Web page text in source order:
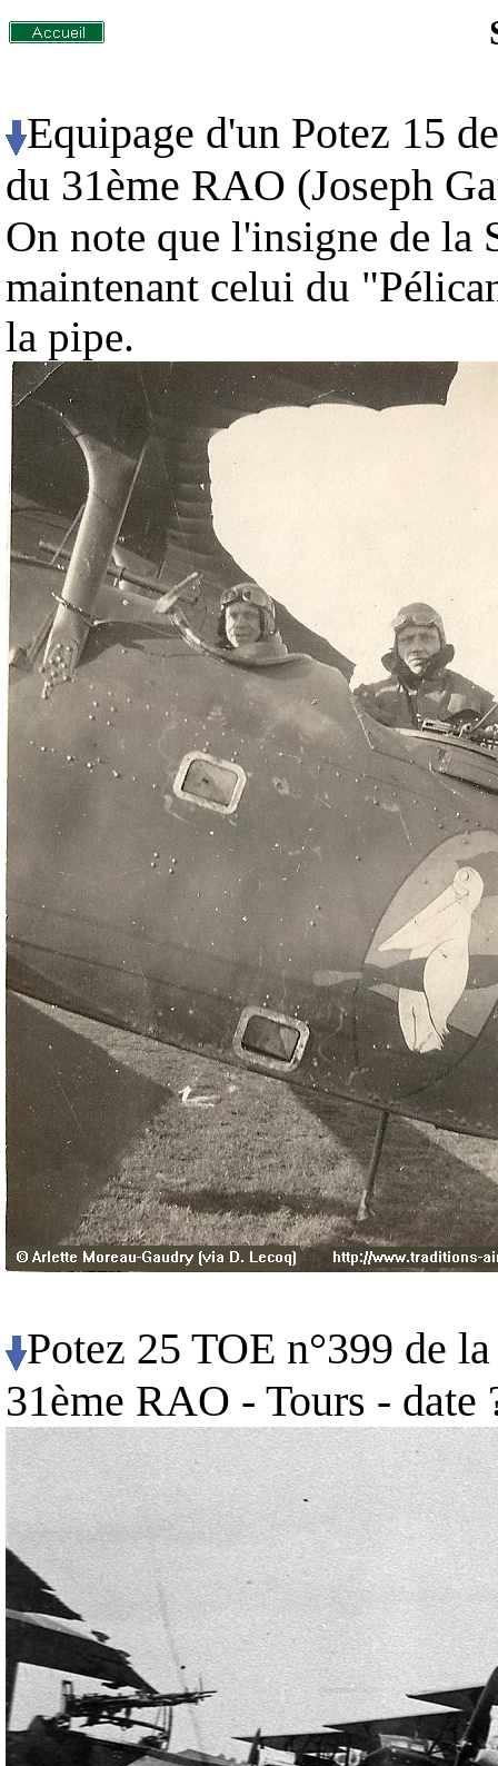
Equipage d'un Potez 15
du 31ème RAO (Joseph
On note que l'insigne de la
maintenant celui du
la pipe.
Potez 25 TOE n°399 de
31ème RAO - Tours - date